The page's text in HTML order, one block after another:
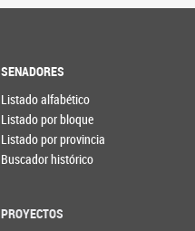
SENADORES
Listado alfabético
Listado por bloque
Listado por provincia
Buscador histórico
PROYECTOS